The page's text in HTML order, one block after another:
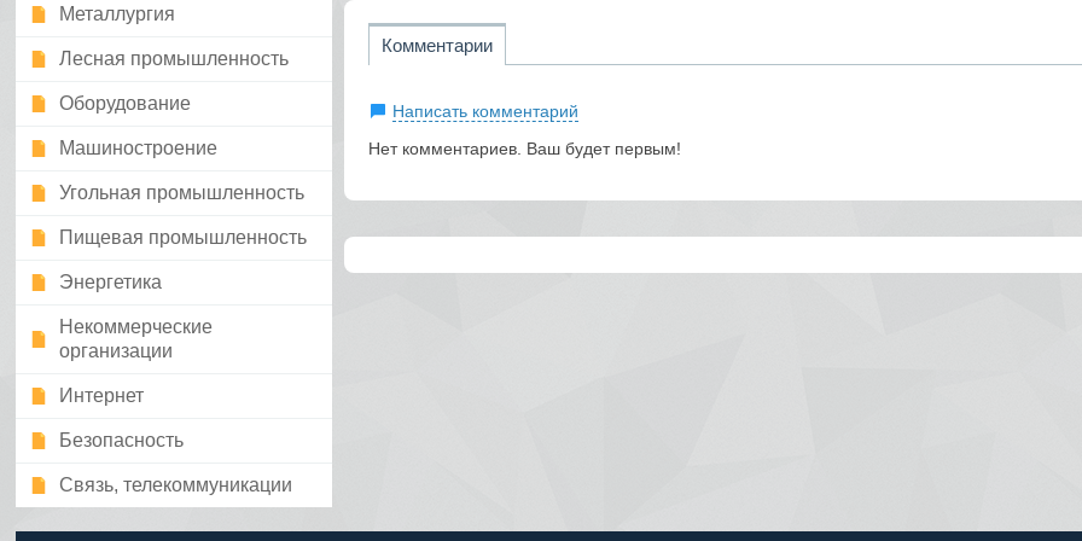
Металлургия
Лесная промышленность
Оборудование
Машиностроение
Угольная промышленность
Пищевая промышленность
Энергетика
Некоммерческие
организации
Интернет
Безопасность
Связь, телекоммуникации
Комментарии
Написать комментарий
Нет комментариев. Ваш будет первым!